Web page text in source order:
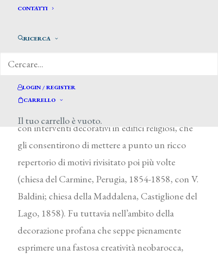
CONTATTI
RICERCA
LOGIN / REGISTER
CARRELLO
Il tuo carrello è vuoto.
PIERVITTORI MARIANO
1888
nel 1837 a Roma. Gli esordi della sua intensa
con interventi decorativi in edifici religiosi, che
gli consentirono di mettere a punto un ricco
repertorio di motivi rivisitato poi più volte
(chiesa del Carmine, Perugia, 1854-1858, con V.
Baldini; chiesa della Maddalena, Castiglione del
Lago, 1858). Fu tuttavia nell’ambito della
decorazione profana che seppe pienamente
esprimere una fastosa creatività neobarocca,